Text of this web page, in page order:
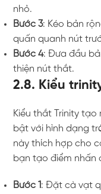
nhỏ.
Bước 3: Kéo bản
quấn quanh nút
Bước 4: Đưa đầu
thiện nút thắt.
2.8. Kiểu
Kiểu thắt Trinity
bật với hình dạng
này thích hợp cho
bạn tạo điểm nhấn
Bước 1: Đặt cà vạt